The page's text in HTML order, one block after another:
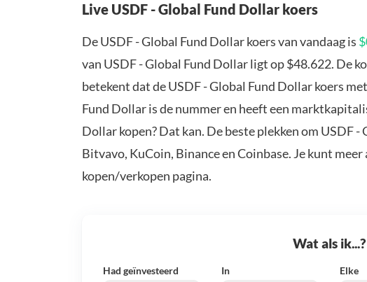
Live USDF - Global Fund Dollar koers
De USDF - Global Fund Dollar koers van vandaag is
van USDF - Global Fund Dollar ligt op $48.622. De
betekent dat de USDF - Global Fund Dollar koers met
Fund Dollar is de nummer en heeft een
Dollar kopen? Dat kan. De beste plekken om USDF
Bitvavo, KuCoin, Binance en Coinbase. Je kunt
kopen/verkopen pagina.
Wat als ik...?
Had geïnvesteerd In Elke